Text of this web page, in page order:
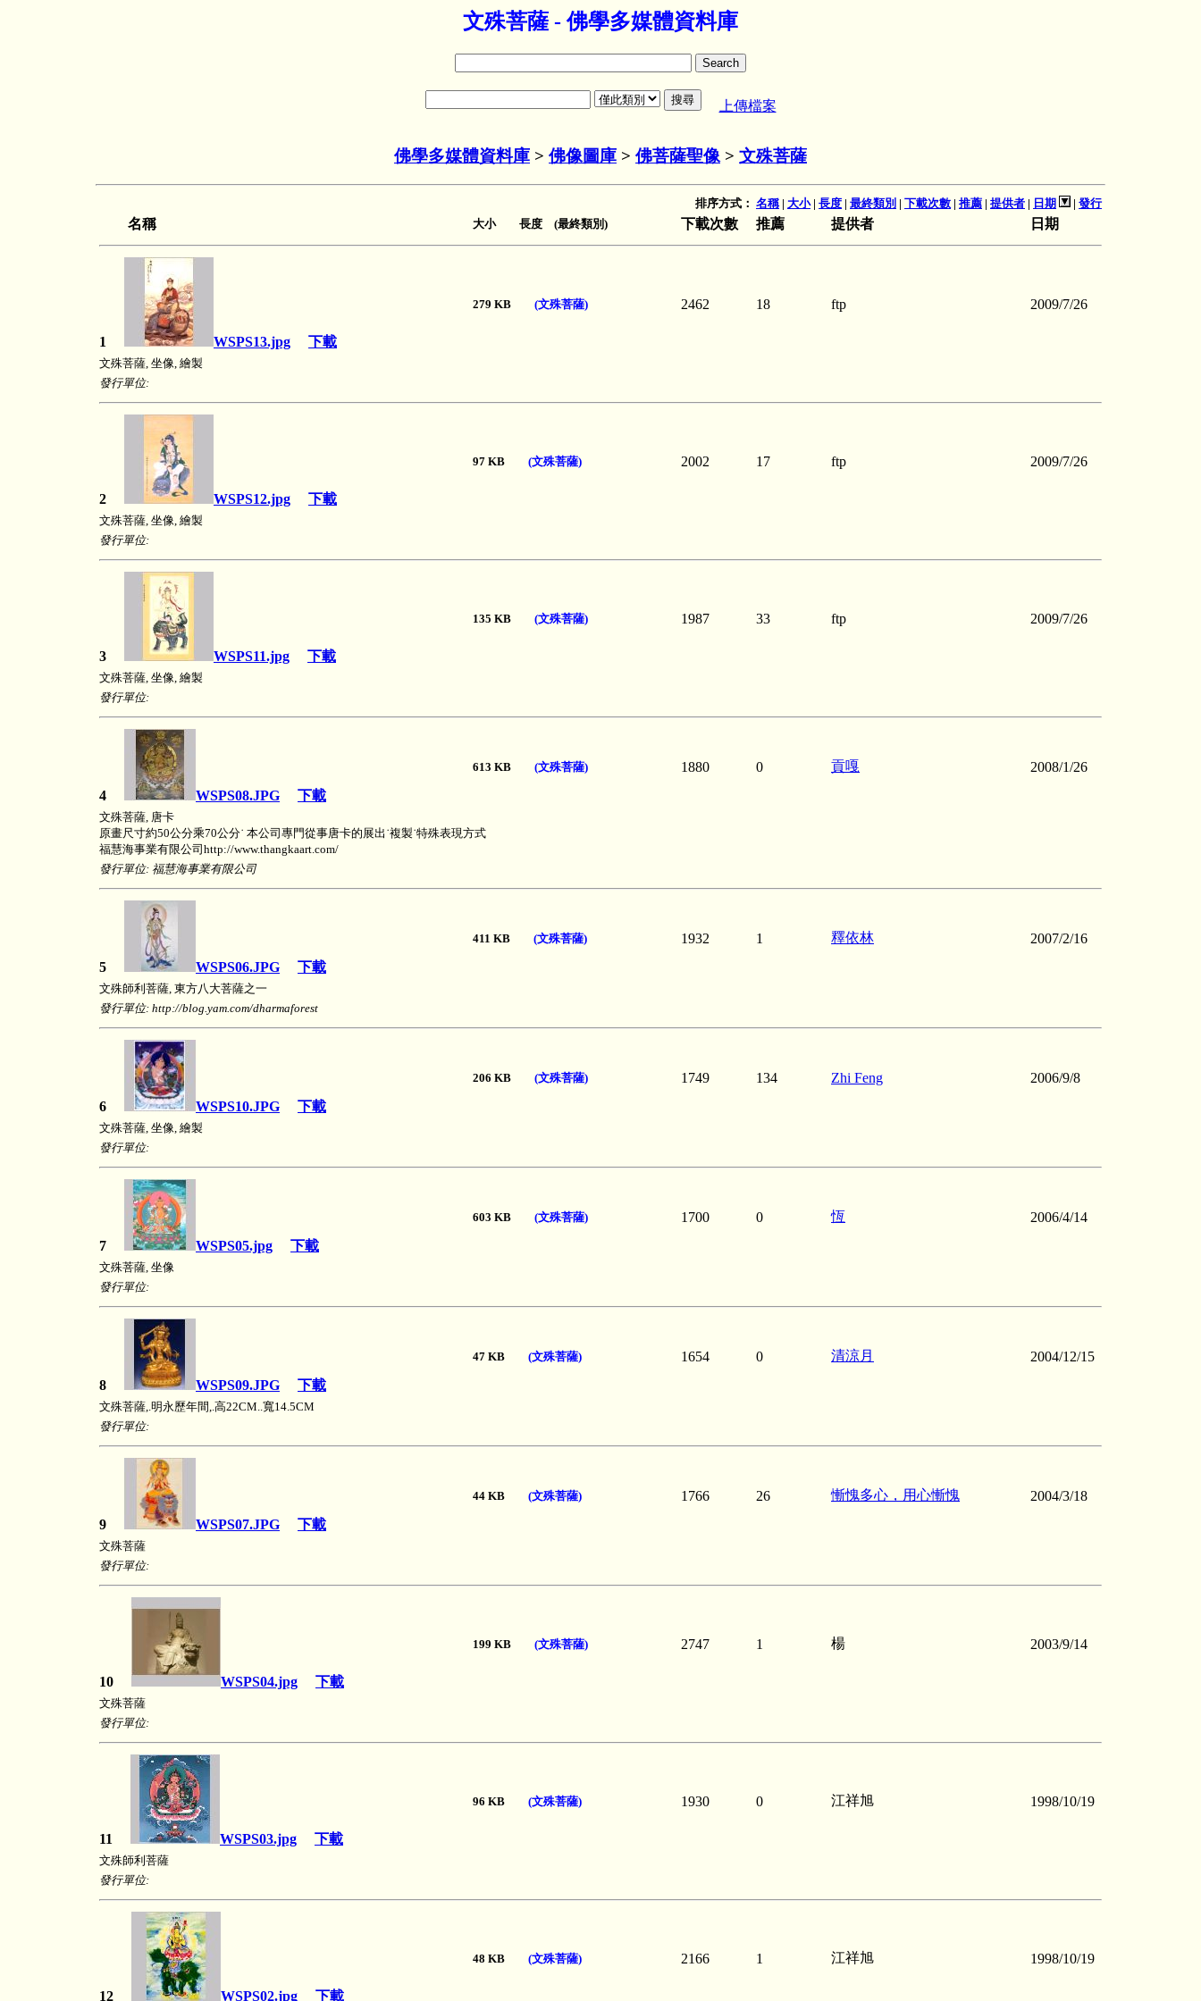
文殊菩薩 - 佛學多媒體資料庫
上傳檔案
佛學多媒體資料庫 > 佛像圖庫 > 佛菩薩聖像 > 文殊菩薩
排序方式： 名稱| 大小| 長度 | 最終類別 | 下載次數 | 推薦 | 提供者 | 日期 | 發行
名稱 大小 長度 (最終類別) 下載次數 推薦 提供者 日期
1 WSPS13.jpg 下載
279 KB (文殊菩薩) 2462 18 ftp 2009/7/26
文殊菩薩, 坐像, 繪製
發行單位:
2 WSPS12.jpg 下載
97 KB (文殊菩薩) 2002 17 ftp 2009/7/26
文殊菩薩, 坐像, 繪製
發行單位:
3 WSPS11.jpg 下載
135 KB (文殊菩薩) 1987 33 ftp 2009/7/26
文殊菩薩, 坐像, 繪製
發行單位:
4 WSPS08.JPG 下載
613 KB (文殊菩薩) 1880 0 貢嘎 2008/1/26
文殊菩薩, 唐卡
原畫尺寸約50公分乘70公分˙ 本公司專門從事唐卡的展出˙複製˙特殊表現方式
福慧海事業有限公司http://www.thangkaart.com/
發行單位: 福慧海事業有限公司
5 WSPS06.JPG 下載
411 KB (文殊菩薩) 1932 1 釋依林 2007/2/16
文殊師利菩薩, 東方八大菩薩之一
發行單位: http://blog.yam.com/dharmaforest
6 WSPS10.JPG 下載
206 KB (文殊菩薩) 1749 134 Zhi Feng 2006/9/8
文殊菩薩, 坐像, 繪製
發行單位:
7 WSPS05.jpg 下載
603 KB (文殊菩薩) 1700 0 恆 2006/4/14
文殊菩薩, 坐像
發行單位:
8 WSPS09.JPG 下載
47 KB (文殊菩薩) 1654 0 清涼月 2004/12/15
文殊菩薩,.明永歷年間,.高22CM..寬14.5CM
發行單位:
9 WSPS07.JPG 下載
44 KB (文殊菩薩) 1766 26 慚愧多心，用心慚愧 2004/3/18
文殊菩薩
發行單位:
10 WSPS04.jpg 下載
199 KB (文殊菩薩) 2747 1 楊 2003/9/14
文殊菩薩
發行單位:
11 WSPS03.jpg 下載
96 KB (文殊菩薩) 1930 0 江祥旭 1998/10/19
文殊師利菩薩
發行單位:
12 WSPS02.jpg 下載
48 KB (文殊菩薩) 2166 1 江祥旭 1998/10/19